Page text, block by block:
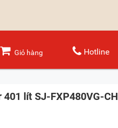
Giỏ hàng Hotline
lít SJ-FXP480VG-CH